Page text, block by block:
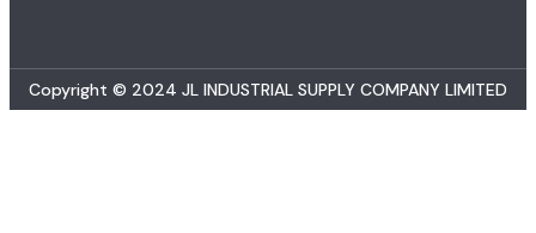
Copyright © 2024 JL INDUSTRIAL SUPPLY COMPANY LIMITED